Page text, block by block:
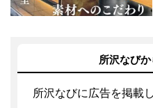
所沢なび
所沢なびに広告を掲載